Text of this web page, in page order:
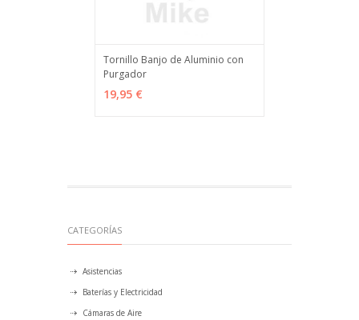
VER OPCIONES
Tornillo Banjo de Aluminio con
Purgador
19,95 €
CATEGORÍAS
Asistencias
Baterías y Electricidad
Cámaras de Aire